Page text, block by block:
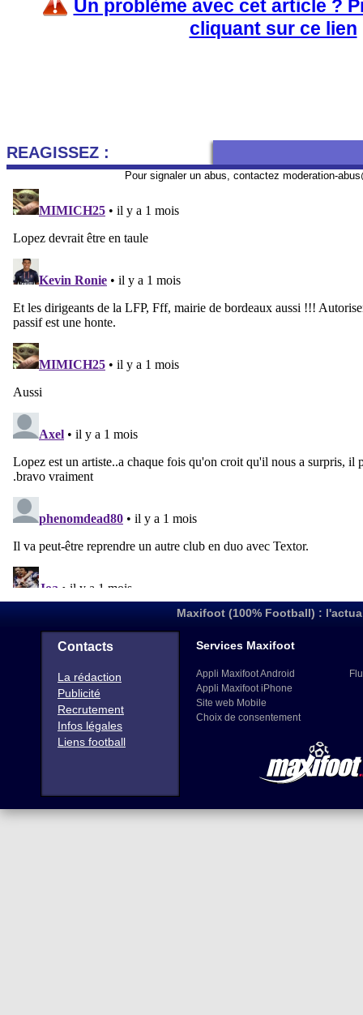
Un problème avec cet article ?
cliquant sur ce lien
REAGISSEZ :
Pour signaler un abus, contactez moderation-
Maxifoot (100% Football) :
Contacts
La rédaction
Publicité
Recrutement
Infos légales
Liens football
Services Maxifoot
Appli Maxifoot Android
Appli Maxifoot iPhone
Site web Mobile
Choix de consentement